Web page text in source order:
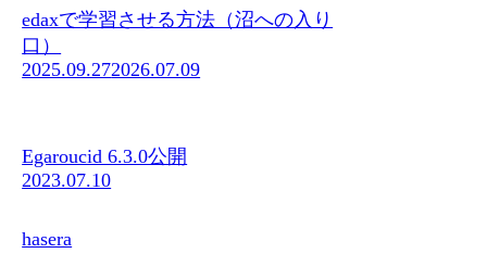
edaxで学習させる方法（沼への入り
口）
2025.09.272026.07.09
Egaroucid 6.3.0公開
2023.07.10
hasera